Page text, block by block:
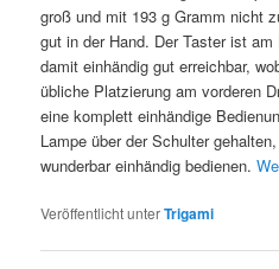
groß und mit 193 g Gramm nicht
gut in der Hand. Der Taster ist
damit einhändig gut erreichbar,
übliche Platzierung am vorderen
eine komplett einhändige
Lampe über der Schulter
wunderbar einhändig bedienen.
Veröffentlicht unterTrigami